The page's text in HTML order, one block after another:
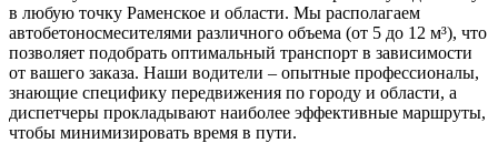
в любую точку Раменское и области. Мы располагаем
автобетоносмесителями различного объема (от 5 до 12 м³), что
позволяет подобрать оптимальный транспорт в зависимости
от вашего заказа. Наши водители – опытные профессионалы,
знающие специфику передвижения по городу и области, а
диспетчеры прокладывают наиболее эффективные маршруты,
чтобы минимизировать время в пути.